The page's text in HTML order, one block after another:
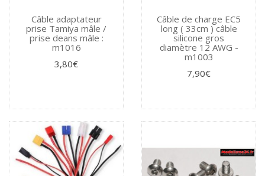
Câble adaptateur
prise Tamiya mâle /
prise deans mâle :
m1016
3,80€
Câble de charge EC5
long ( 33cm ) câble
silicone gros
diamètre 12 AWG -
m1003
7,90€